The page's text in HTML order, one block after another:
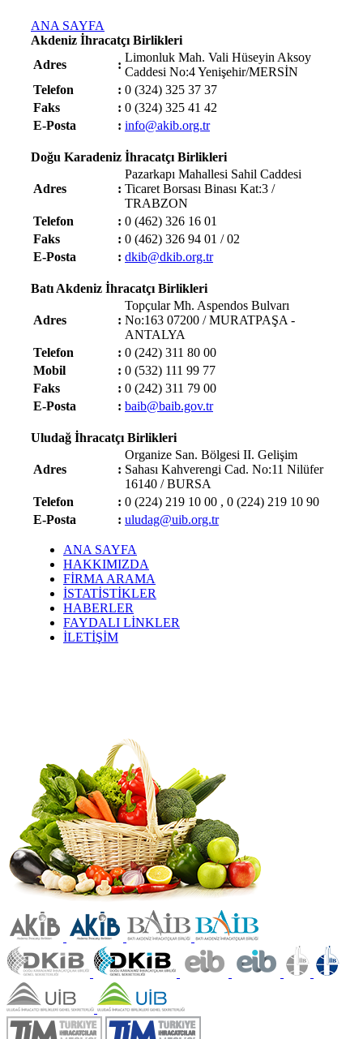
ANA SAYFA
Akdeniz İhracatçı Birlikleri
Adres
:
Limonluk Mah. Vali Hüseyin Aksoy
Caddesi No:4 Yenişehir/MERSİN
Telefon
: 0 (324) 325 37 37
Faks
: 0 (324) 325 41 42
E-Posta
: info@akib.org.tr
Doğu Karadeniz İhracatçı Birlikleri
Adres :
Pazarkapı Mahallesi Sahil Caddesi
Ticaret Borsası Binası Kat:3 /
TRABZON
Telefon
: 0 (462) 326 16 01
Faks
: 0 (462) 326 94 01 / 02
E-Posta
: dkib@dkib.org.tr
Batı Akdeniz İhracatçı Birlikleri
Adres :
Topçular Mh. Aspendos Bulvarı
No:163 07200 / MURATPAŞA -
ANTALYA
Telefon
: 0 (242) 311 80 00
Mobil
: 0 (532) 111 99 77
Faks
: 0 (242) 311 79 00
E-Posta
: baib@baib.gov.tr
Uludağ İhracatçı Birlikleri
Adres :
Organize San. Bölgesi II. Gelişim
Sahası Kahverengi Cad. No:11 Nilüfer
16140 / BURSA
Telefon
: 0 (224) 219 10 00 , 0 (224) 219 10 90
E-Posta
: uludag@uib.org.tr
ANA SAYFA
HAKKIMIZDA
FİRMA ARAMA
İSTATİSTİKLER
HABERLER
FAYDALI LİNKLER
İLETİŞİM